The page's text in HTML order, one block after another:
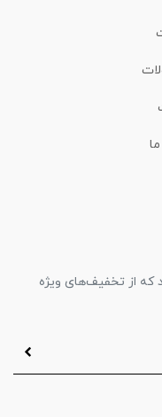
که از تخفیف‌های ویژه